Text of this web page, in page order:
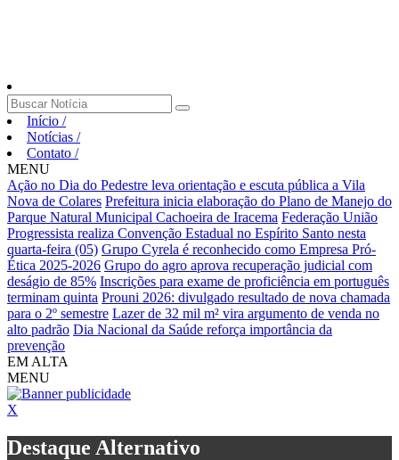
Início /
Notícias /
Contato /
MENU
Ação no Dia do Pedestre leva orientação e escuta pública a Vila
Nova de Colares Prefeitura inicia elaboração do Plano de Manejo do
Parque Natural Municipal Cachoeira de Iracema Federação União
Progressista realiza Convenção Estadual no Espírito Santo nesta
quarta-feira (05) Grupo Cyrela é reconhecido como Empresa Pró-
Ética 2025-2026 Grupo do agro aprova recuperação judicial com
deságio de 85% Inscrições para exame de proficiência em português
terminam quinta Prouni 2026: divulgado resultado de nova chamada
para o 2º semestre Lazer de 32 mil m² vira argumento de venda no
alto padrão Dia Nacional da Saúde reforça importância da
prevenção
EM ALTA
MENU
X
Destaque Alternativo